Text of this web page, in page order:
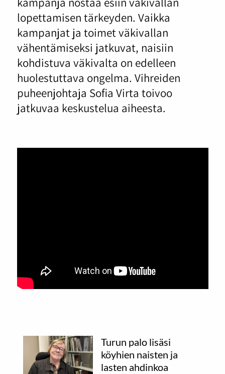
lopettamisen tärkeyden. Vaikka
kampanjat ja toimet väkivallan
vähentämiseksi jatkuvat, naisiin
kohdistuva väkivalta on edelleen
huolestuttava ongelma. Vihreiden
puheenjohtaja Sofia Virta toivoo
jatkuvaa keskustelua aiheesta.
Turun palo lisäsi
köyhien naisten ja
lasten ahdinkoa